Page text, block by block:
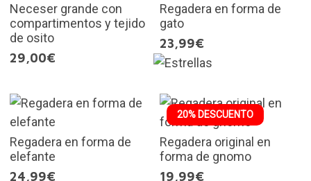
Neceser grande con
compartimentos y tejido
de osito
29,00€
Regadera en forma de
gato
23,99€
Regadera en forma de
elefante
24,99€
20% DESCUENTO
Regadera original en
forma de gnomo
19,99€